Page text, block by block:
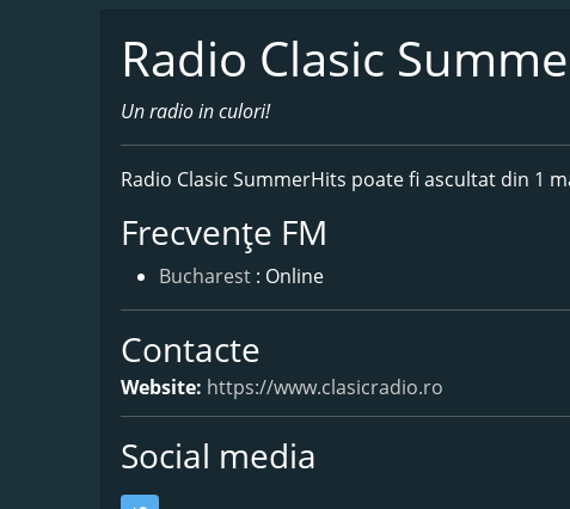
Radio Clasic
Un radio in culori!
Radio Clasic SummerHits poate fi ascultat din 1
Frecvențe FM
Bucharest : Online
Contacte
Website: https://www.clasicradio.ro
Social media